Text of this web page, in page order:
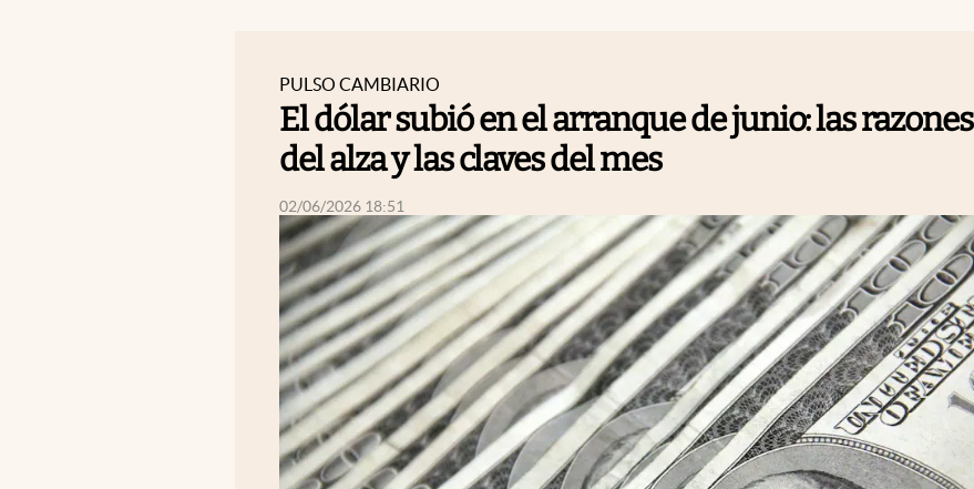
PULSO CAMBIARIO
El dólar subió en el arranque de junio: las razones
del alza y las claves del mes
02/06/2026 18:51